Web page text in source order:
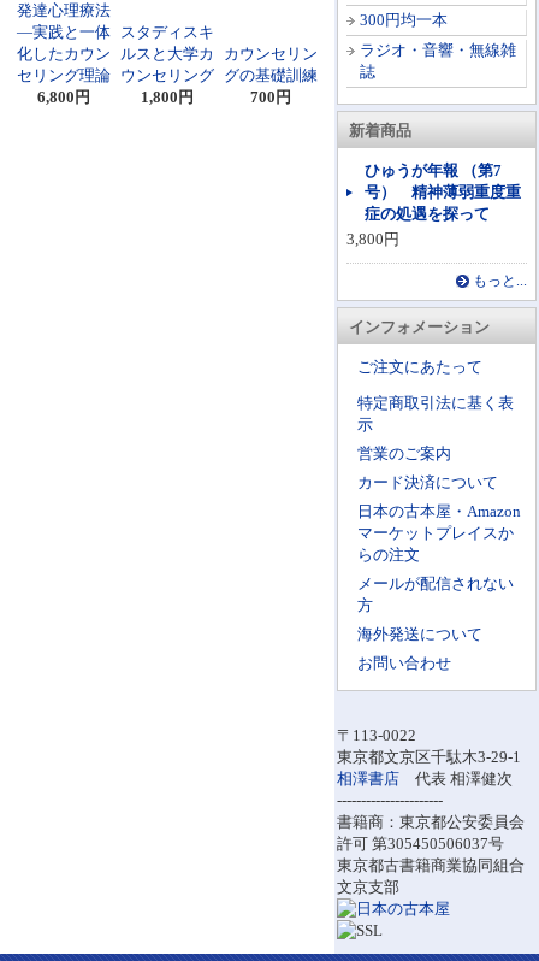
300円均一本
ラジオ・音響・無線雑
誌
新着商品
ひゅうが年報 （第7
号） 精神薄弱重度重
症の処遇を探って
3,800円
もっと...
インフォメーション
ご注文にあたって
特定商取引法に基く表
示
営業のご案内
カード決済について
日本の古本屋・Amazon
マーケットプレイスか
らの注文
メールが配信されない
方
海外発送について
お問い合わせ
〒113-0022
東京都文京区千駄木3-29-1
相澤書店 代表 相澤健次
----------------------
書籍商：東京都公安委員会
許可 第305450506037号
東京都古書籍商業協同組合
文京支部
発達心理療法
―実践と一体
化したカウン
セリング理論
6,800円
スタディスキ
ルスと大学カ
ウンセリング
1,800円
カウンセリン
グの基礎訓練
700円